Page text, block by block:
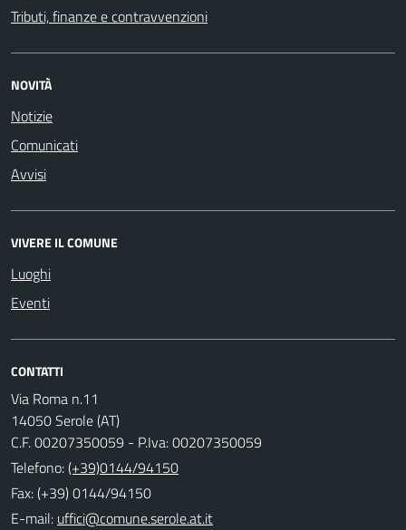
Tributi, finanze e contravvenzioni
NOVITÀ
Notizie
Comunicati
Avvisi
VIVERE IL COMUNE
Luoghi
Eventi
CONTATTI
Via Roma n.11
14050 Serole (AT)
C.F. 00207350059 - P.Iva: 00207350059
Telefono:(+39)0144/94150
Fax: (+39) 0144/94150
E-mail: